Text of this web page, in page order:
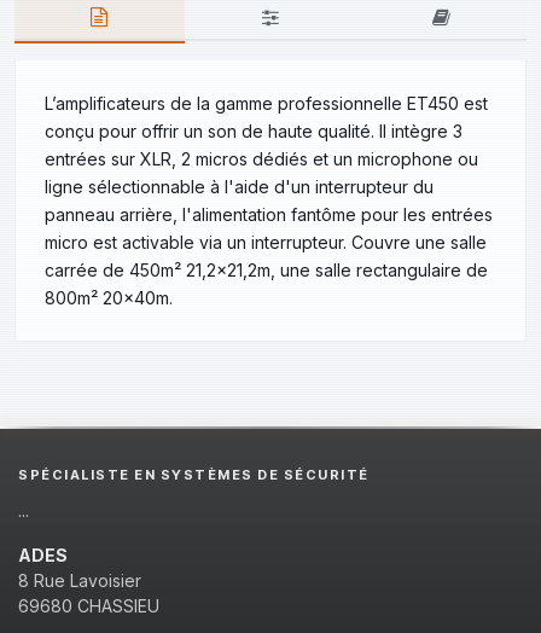
L’amplificateurs de la gamme professionnelle ET450 est
conçu pour offrir un son de haute qualité. Il intègre 3
entrées sur XLR, 2 micros dédiés et un microphone ou
ligne sélectionnable à l'aide d'un interrupteur du
panneau arrière, l'alimentation fantôme pour les entrées
micro est activable via un interrupteur. Couvre une salle
carrée de 450m² 21,2x21,2m, une salle rectangulaire de
800m² 20x40m.
SPÉCIALISTE EN SYSTÈMES DE SÉCURITÉ
...
ADES
8 Rue Lavoisier
69680 CHASSIEU